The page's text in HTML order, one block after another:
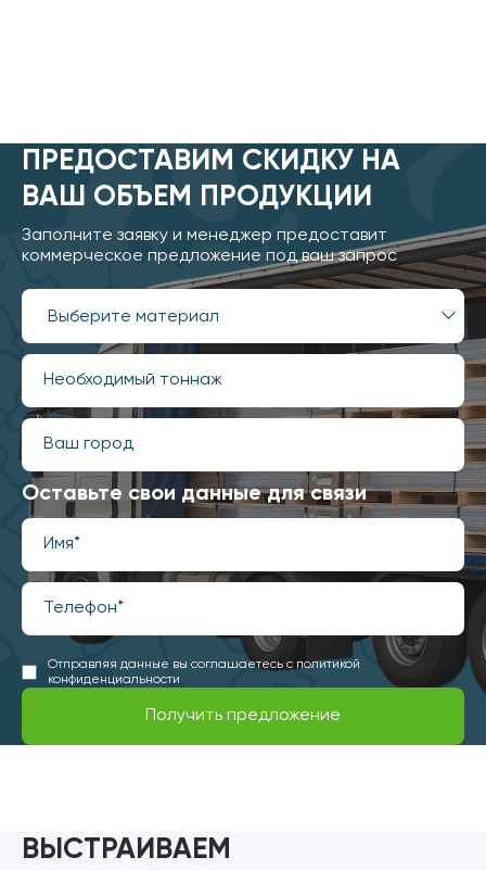
ПРЕДОСТАВИМ СКИДКУ НА
ВАШ ОБЪЕМ ПРОДУКЦИИ
Заполните заявку и менеджер предоставит
коммерческое предложение под ваш запрос
Выберите материал
Оставьте свои данные для связи
Отправляя данные вы соглашаетесь с политикой
конфиденциальности
ВЫСТРАИВАЕМ